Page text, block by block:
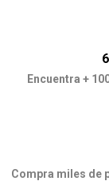
Encuentra +
Compra miles de